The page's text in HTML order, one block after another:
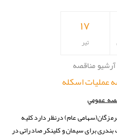
۱۷
تیر
آرشیو مناقصه
عملیات اسکله
عمومي
عام) درنظر دارد کلیه
برای سیمان و کلینکر صادراتی در